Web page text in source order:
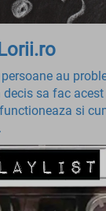
au
sa fac
si